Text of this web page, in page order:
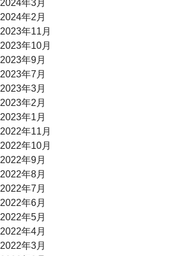
2024年3月
2024年2月
2023年11月
2023年10月
2023年9月
2023年7月
2023年3月
2023年2月
2023年1月
2022年11月
2022年10月
2022年9月
2022年8月
2022年7月
2022年6月
2022年5月
2022年4月
2022年3月